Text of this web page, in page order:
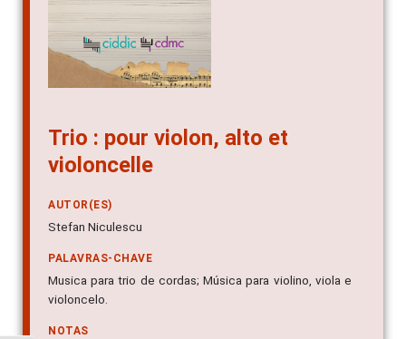
Trio : pour violon, alto et
violoncelle
AUTOR(ES)
Stefan Niculescu
PALAVRAS-CHAVE
Musica para trio de cordas; Música para violino, viola e
violoncelo.
NOTAS